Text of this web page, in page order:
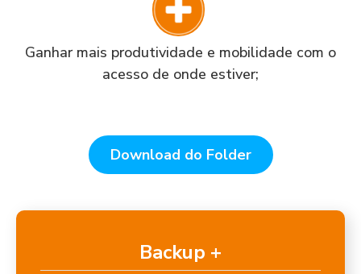
Ganhar mais produtividade e mobilidade com o
acesso de onde estiver;
Download do Folder
Backup +